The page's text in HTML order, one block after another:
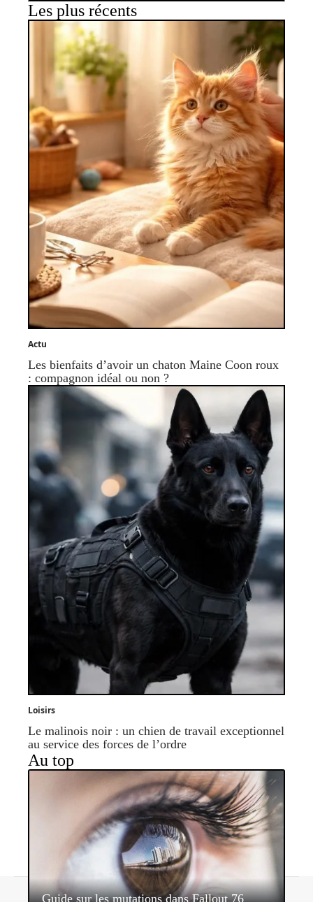
Les plus récents
Actu
Les bienfaits d’avoir un chaton Maine Coon roux
: compagnon idéal ou non ?
Loisirs
Le malinois noir : un chien de travail exceptionnel
au service des forces de l’ordre
Au top
Guide sur les mutations dans Fallout 76
Contact Mentions légales Sitemap